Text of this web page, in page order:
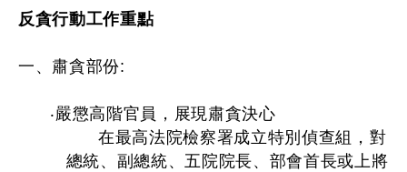
反貪行動工作重點
一、肅貪部份:
‧嚴懲高階官員，展現肅貪決心
在最高法院檢察署成立特別偵查組，對
總統、副總統、五院院長、部會首長或上將